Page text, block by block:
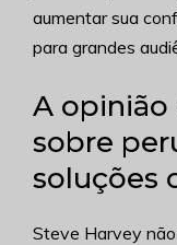
aumentar sua
para grandes
A opinião
sobre
soluções
Steve Harvey